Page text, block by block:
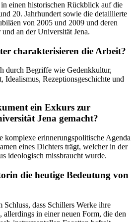
einen historischen Rückblick auf die
20. Jahrhundert sowie die detaillierte
von 2005 und 2009 und deren
an der Universität Jena.
charakterisieren die Arbeit?
durch Begriffe wie Gedenkkultur,
Idealismus, Rezeptionsgeschichte und
ein Exkurs zur
Jena gemacht?
komplexe erinnerungspolitische Agenda
eines Dichters trägt, welcher in der
ideologisch missbraucht wurde.
die heutige Bedeutung von
dass Schillers Werke ihre
allerdings in einer neuen Form, die den